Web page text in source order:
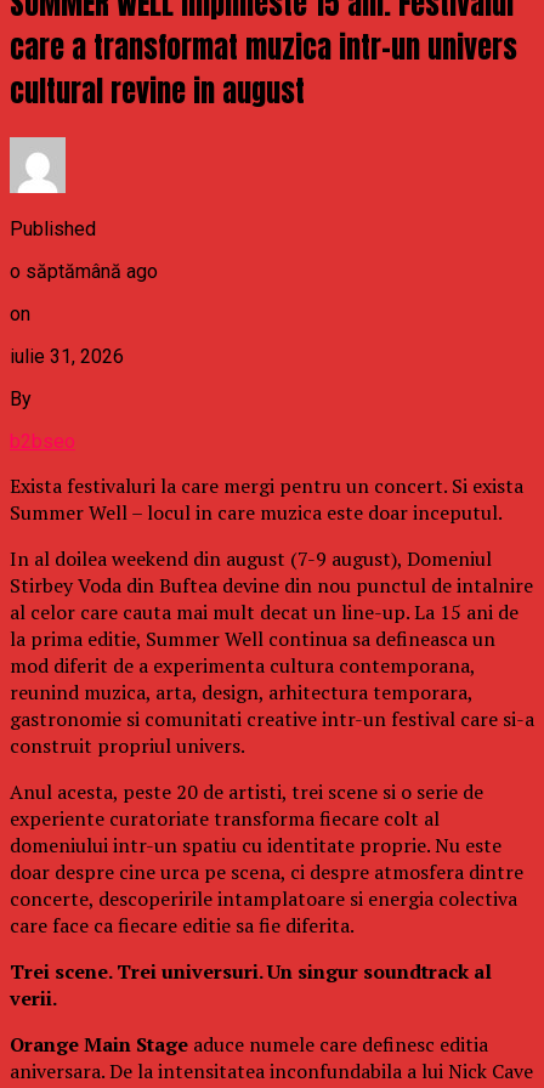
care a transformat muzica intr-un univers
cultural revine in august
Published
o săptămână ago
on
iulie 31, 2026
By
b2bseo
Exista festivaluri la care mergi pentru un concert. Si exista
Summer Well – locul in care muzica este doar inceputul.
In al doilea weekend din august (7-9 august), Domeniul
Stirbey Voda din Buftea devine din nou punctul de intalnire
al celor care cauta mai mult decat un line-up. La 15 ani de
la prima editie, Summer Well continua sa defineasca un
mod diferit de a experimenta cultura contemporana,
reunind muzica, arta, design, arhitectura temporara,
gastronomie si comunitati creative intr-un festival care si-a
construit propriul univers.
Anul acesta, peste 20 de artisti, trei scene si o serie de
experiente curatoriate transforma fiecare colt al
domeniului intr-un spatiu cu identitate proprie. Nu este
doar despre cine urca pe scena, ci despre atmosfera dintre
concerte, descoperirile intamplatoare si energia colectiva
care face ca fiecare editie sa fie diferita.
Trei scene. Trei universuri. Un singur soundtrack al
verii.
Orange Main Stage aduce numele care definesc editia
aniversara. De la intensitatea inconfundabila a lui Nick Cave